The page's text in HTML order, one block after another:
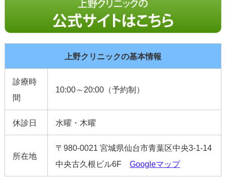
上野クリニックの基本情報
診療時
間
10:00～20:00（予約制）
休診日 水曜・木曜
所在地
〒980-0021 宮城県仙台市青葉区中央3-1-14
中央古久根ビル6F Googleマップ